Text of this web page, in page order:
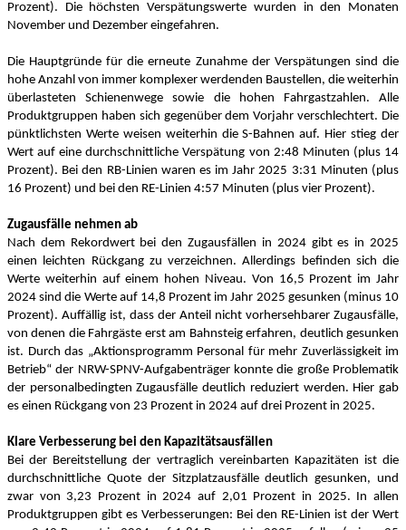
Prozent). Die höchsten Verspätungswerte wurden in den Monaten
November und Dezember eingefahren.
Die Hauptgründe für die erneute Zunahme der Verspätungen sind die
hohe Anzahl von immer komplexer werdenden Baustellen, die weiterhin
überlasteten Schienenwege sowie die hohen Fahrgastzahlen. Alle
Produktgruppen haben sich gegenüber dem Vorjahr verschlechtert. Die
pünktlichsten Werte weisen weiterhin die S-Bahnen auf. Hier stieg der
Wert auf eine durchschnittliche Verspätung von 2:48 Minuten (plus 14
Prozent). Bei den RB-Linien waren es im Jahr 2025 3:31 Minuten (plus
16 Prozent) und bei den RE-Linien 4:57 Minuten (plus vier Prozent).
Zugausfälle nehmen ab
Nach dem Rekordwert bei den Zugausfällen in 2024 gibt es in 2025
einen leichten Rückgang zu verzeichnen. Allerdings befinden sich die
Werte weiterhin auf einem hohen Niveau. Von 16,5 Prozent im Jahr
2024 sind die Werte auf 14,8 Prozent im Jahr 2025 gesunken (minus 10
Prozent). Auffällig ist, dass der Anteil nicht vorhersehbarer Zugausfälle,
von denen die Fahrgäste erst am Bahnsteig erfahren, deutlich gesunken
ist. Durch das „Aktionsprogramm Personal für mehr Zuverlässigkeit im
Betrieb“ der NRW-SPNV-Aufgabenträger konnte die große Problematik
der personalbedingten Zugausfälle deutlich reduziert werden. Hier gab
es einen Rückgang von 23 Prozent in 2024 auf drei Prozent in 2025.
Klare Verbesserung bei den Kapazitätsausfällen
Bei der Bereitstellung der vertraglich vereinbarten Kapazitäten ist die
durchschnittliche Quote der Sitzplatzausfälle deutlich gesunken, und
zwar von 3,23 Prozent in 2024 auf 2,01 Prozent in 2025. In allen
Produktgruppen gibt es Verbesserungen: Bei den RE-Linien ist der Wert